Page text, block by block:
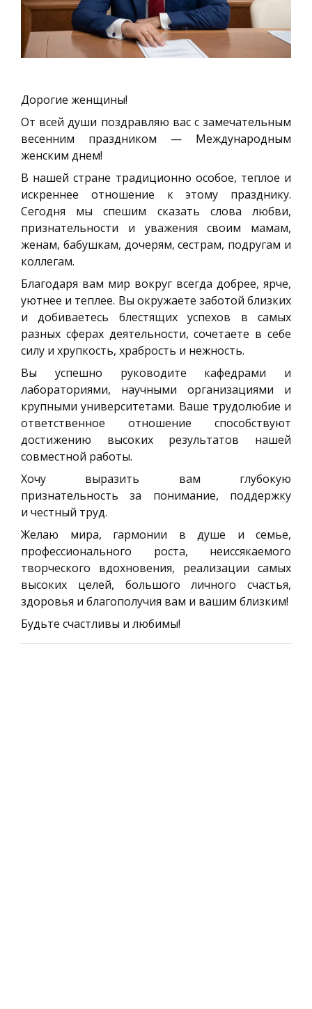
Дорогие женщины!
От всей души поздравляю вас с замечательным
весенним праздником — Международным
женским днем!
В нашей стране традиционно особое, теплое и
искреннее отношение к этому празднику.
Сегодня мы спешим сказать слова любви,
признательности и уважения своим мамам,
женам, бабушкам, дочерям, сестрам, подругам и
коллегам.
Благодаря вам мир вокруг всегда добрее, ярче,
уютнее и теплее. Вы окружаете заботой близких
и добиваетесь блестящих успехов в самых
разных сферах деятельности, сочетаете в себе
силу и хрупкость, храбрость и нежность.
Вы успешно руководите кафедрами и
лабораториями, научными организациями и
крупными университетами. Ваше трудолюбие и
ответственное отношение способствуют
достижению высоких результатов нашей
совместной работы.
Хочу выразить вам глубокую
признательность за понимание, поддержку
и честный труд.
Желаю мира, гармонии в душе и семье,
профессионального роста, неиссякаемого
творческого вдохновения, реализации самых
высоких целей, большого личного счастья,
здоровья и благополучия вам и вашим близким!
Будьте счастливы и любимы!